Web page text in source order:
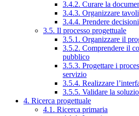
3.4.2. Curare la
3.4.3. Organizzare
3.4.4. Prendere decisioni
3.5. Il processo progettuale
3.5.1. Organizzare il
3.5.2. Comprendere il
pubblico
3.5.3. Progettare i
servizio
3.5.4. Realizzare
3.5.5. Validare la
4. Ricerca progettuale
4.1. Ricerca primaria